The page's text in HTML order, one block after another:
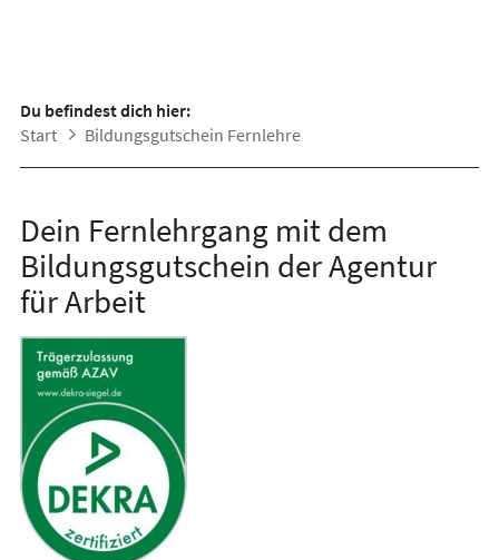
Du befindest dich hier:
Start
Bildungsgutschein Fernlehre
Dein Fernlehrgang mit dem
Bildungsgutschein der Agentur
für Arbeit